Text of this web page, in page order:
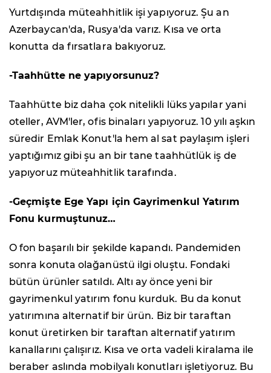
Yurtdışında müteahhitlik işi yapıyoruz. Şu an
Azerbaycan'da, Rusya'da varız. Kısa ve orta
konutta da fırsatlara bakıyoruz.
-Taahhütte ne yapıyorsunuz?
Taahhütte biz daha çok nitelikli lüks yapılar yani
oteller, AVM'ler, ofis binaları yapıyoruz. 10 yılı aşkın
süredir Emlak Konut'la hem al sat paylaşım işleri
yaptığımız gibi şu an bir tane taahhütlük iş de
yapıyoruz müteahhitlik tarafında.
-Geçmişte Ege Yapı için Gayrimenkul Yatırım
Fonu kurmuştunuz…
O fon başarılı bir şekilde kapandı. Pandemiden
sonra konuta olağanüstü ilgi oluştu. Fondaki
bütün ürünler satıldı. Altı ay önce yeni bir
gayrimenkul yatırım fonu kurduk. Bu da konut
yatırımına alternatif bir ürün. Biz bir taraftan
konut üretirken bir taraftan alternatif yatırım
kanallarını çalışırız. Kısa ve orta vadeli kiralama ile
beraber aslında mobilyalı konutları işletiyoruz. Bu